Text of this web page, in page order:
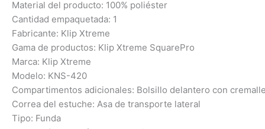
Material del producto: 100% poliéster
Cantidad empaquetada: 1
Fabricante: Klip Xtreme
Gama de productos: Klip Xtreme SquarePro
Marca: Klip Xtreme
Modelo: KNS-420
Compartimentos adicionales: Bolsillo delantero con
Correa del estuche: Asa de transporte lateral
Tipo: Funda